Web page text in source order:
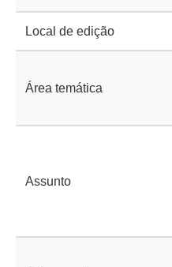
Local de edição
Área temática
Assunto